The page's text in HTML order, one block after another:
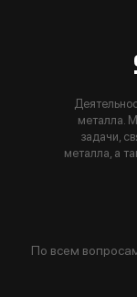
Пользуясь данной
металла.
задачи,
металла, а
По всем